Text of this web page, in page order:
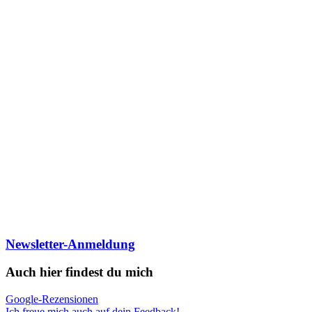
Newsletter-Anmeldung
Auch hier findest du mich
Google-Rezensionen